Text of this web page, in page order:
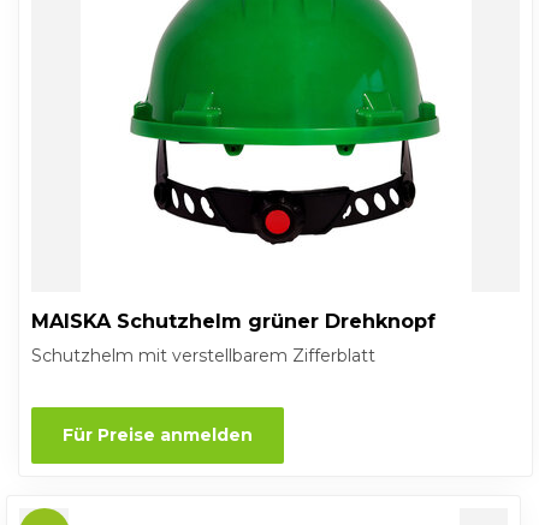
MAISKA Schutzhelm grüner Drehknopf
Schutzhelm mit verstellbarem Zifferblatt
Für Preise anmelden